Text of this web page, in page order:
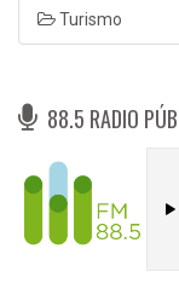
Turismo
88.5 RADIO